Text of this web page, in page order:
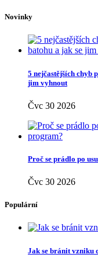
Novinky
5 nejčastějších chyb
jim vyhnout
Čvc 30 2026
Proč se prádlo po
Čvc 30 2026
Populární
Jak se bránit vzniku